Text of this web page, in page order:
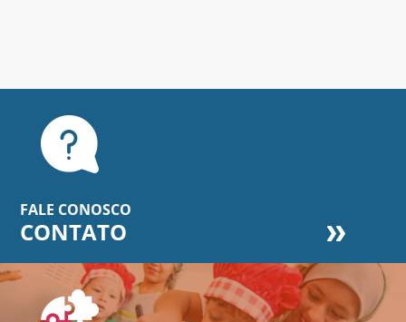
FALE CONOSCO
CONTATO